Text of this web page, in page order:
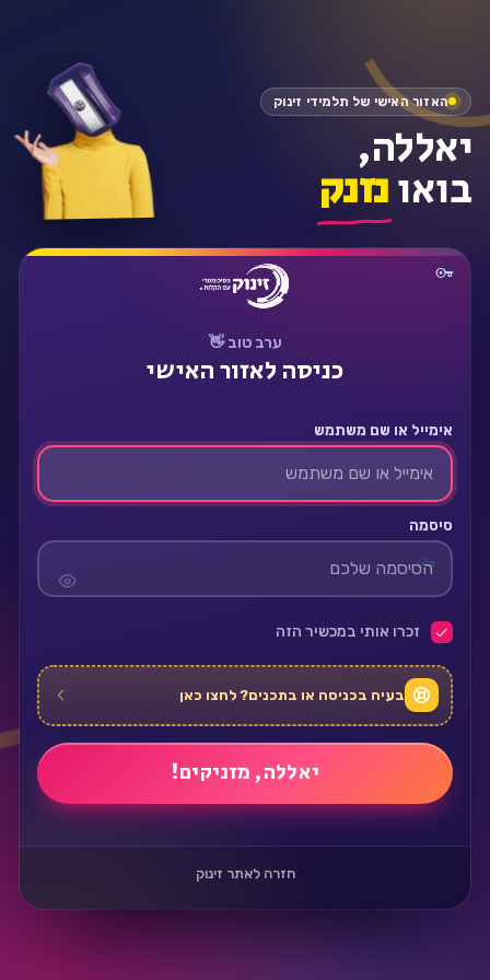
ערב טוב 👋
כניסה לאזור האישי
אימייל או שם משתמש
סיסמה
זכרו אותי במכשיר הזה
בעיה בכניסה או בתכנים? לחצו כאן
חזרה לאתר זינוק
האזור האישי של תלמידי זינוק
יאללה,
בואונזנק